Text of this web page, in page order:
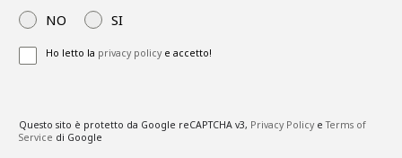
NO SI
Ho letto la privacy policye accetto!
Questo sito è protetto da Google reCAPTCHA v3, Privacy PolicyeTerms of
Service di Google